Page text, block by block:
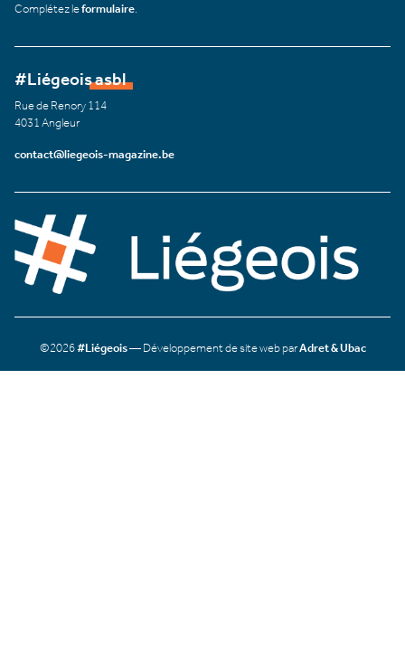
Complétez leformulaire
#Liégeois asbl
Rue de Renory 114
4031 Angleur
contact@liegeois-magazine.be
©2026#Liégeois— Développement de site web parAdret & Ubac